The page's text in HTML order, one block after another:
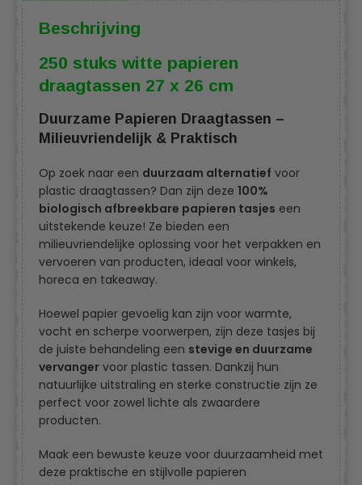
Beschrijving
250 stuks witte papieren
draagtassen 27 x 26 cm
Duurzame Papieren Draagtassen –
Milieuvriendelijk & Praktisch
Op zoek naar een duurzaam alternatief voor
plastic draagtassen? Dan zijn deze 100%
biologisch afbreekbare papieren tasjes een
uitstekende keuze! Ze bieden een
milieuvriendelijke oplossing voor het verpakken en
vervoeren van producten, ideaal voor winkels,
horeca en takeaway.
Hoewel papier gevoelig kan zijn voor warmte,
vocht en scherpe voorwerpen, zijn deze tasjes bij
de juiste behandeling een stevige en duurzame
vervanger voor plastic tassen. Dankzij hun
natuurlijke uitstraling en sterke constructie zijn ze
perfect voor zowel lichte als zwaardere
producten.
Maak een bewuste keuze voor duurzaamheid met
deze praktische en stijlvolle papieren